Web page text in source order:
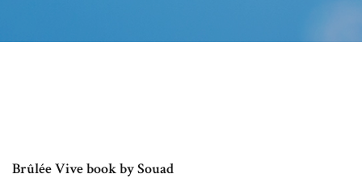
Brûlée Vive book by Souad